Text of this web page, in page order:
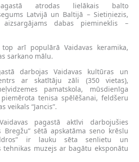
atrodas lielākais balto
Latvijā un Baltijā – Sietiņiezis,
dabas piemineklis –
top arī populārā Vaidavas keramika,
sarkano mālu.
darbojas Vaidavas kultūras un
ar skatītāju zāli (350 vietas),
pamatskola, mūsdienīga
tenisa spēlēšanai, feldšeru
veikals “Jancis”.
pagastā aktīvi darbojušies
Bregžu” sētā apskatāma seno krēslu
ir lauku sēta senlietu un
tehnikas muzejs ar bagātu eksponātu